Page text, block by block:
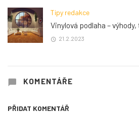
Tipy redakce
Vinylová podlaha –
21.2.2023
KOMENTÁŘE
PŘIDAT KOMENTÁŘ